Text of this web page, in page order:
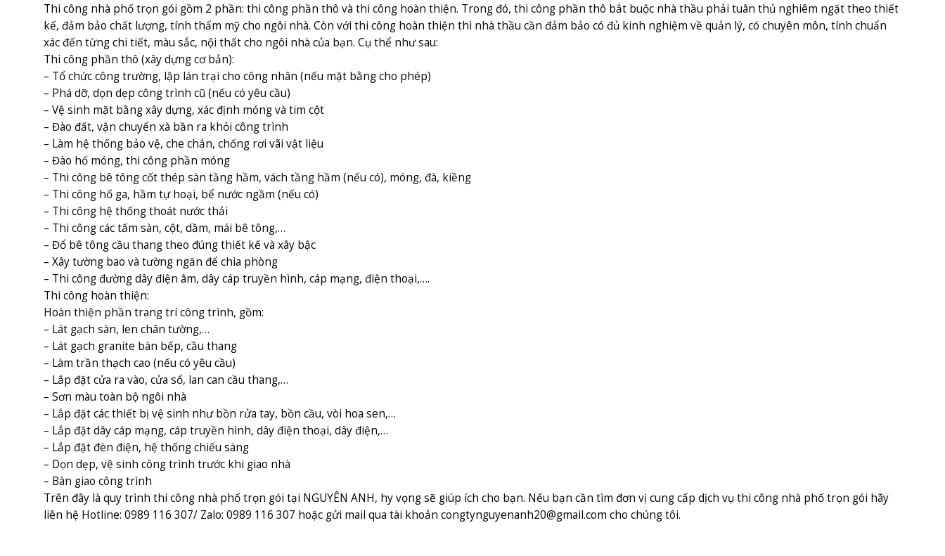
Thi công nhà phố trọn gói gồm 2 phần: thi công phần thô và thi công hoàn thiện. Trong đó, thi công phần thô bắt buộc nhà thầu phải tuân thủ nghiêm ngặt theo thiết
kế, đảm bảo chất lượng, tính thẩm mỹ cho ngôi nhà. Còn với thi công hoàn thiện thì nhà thầu cần đảm bảo có đủ kinh nghiệm về quản lý, có chuyên môn, tính chuẩn
xác đến từng chi tiết, màu sắc, nội thất cho ngôi nhà của bạn. Cụ thể như sau:
Thi công phần thô (xây dựng cơ bản):
– Tổ chức công trường, lập lán trại cho công nhân (nếu mặt bằng cho phép)
– Phá dỡ, dọn dẹp công trình cũ (nếu có yêu cầu)
– Vệ sinh mặt bằng xây dựng, xác định móng và tim cột
– Đào đất, vận chuyển xà bần ra khỏi công trình
– Làm hệ thống bảo vệ, che chắn, chống rơi vãi vật liệu
– Đào hố móng, thi công phần móng
– Thi công bê tông cốt thép sàn tầng hầm, vách tầng hầm (nếu có), móng, đà, kiềng
– Thi công hố ga, hầm tự hoại, bể nước ngầm (nếu có)
– Thi công hệ thống thoát nước thải
– Thi công các tấm sàn, cột, dầm, mái bê tông,…
– Đổ bê tông cầu thang theo đúng thiết kế và xây bậc
– Xây tường bao và tường ngăn để chia phòng
– Thi công đường dây điện âm, dây cáp truyền hình, cáp mạng, điện thoại,….
Thi công hoàn thiện:
Hoàn thiện phần trang trí công trình, gồm:
– Lát gạch sàn, len chân tường,…
– Lát gạch granite bàn bếp, cầu thang
– Làm trần thạch cao (nếu có yêu cầu)
– Lắp đặt cửa ra vào, cửa sổ, lan can cầu thang,…
– Sơn màu toàn bộ ngôi nhà
– Lắp đặt các thiết bị vệ sinh như bồn rửa tay, bồn cầu, vòi hoa sen,…
– Lắp đặt dây cáp mạng, cáp truyền hình, dây điện thoại, dây điện,…
– Lắp đặt đèn điện, hệ thống chiếu sáng
– Dọn dẹp, vệ sinh công trình trước khi giao nhà
– Bàn giao công trình
Trên đây là quy trình thi công nhà phố trọn gói tại NGUYÊN ANH, hy vọng sẽ giúp ích cho bạn. Nếu bạn cần tìm đơn vị cung cấp dịch vụ thi công nhà phố trọn gói hãy
liên hệ Hotline: 0989 116 307/ Zalo: 0989 116 307 hoặc gửi mail qua tài khoản congtynguyenanh20@gmail.com cho chúng tôi.